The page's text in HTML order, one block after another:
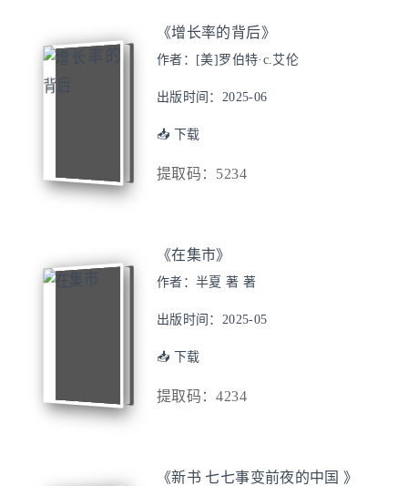
《增长率的背后》
作者：[美]罗伯特·c.艾伦
出版时间：2025-06
📥 下载
提取码：5234
《在集市》
作者：半夏 著 著
出版时间：2025-05
📥 下载
提取码：4234
《新书 七七事变前夜的中国 》